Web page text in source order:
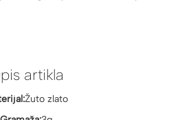
artikla
Žuto zlato